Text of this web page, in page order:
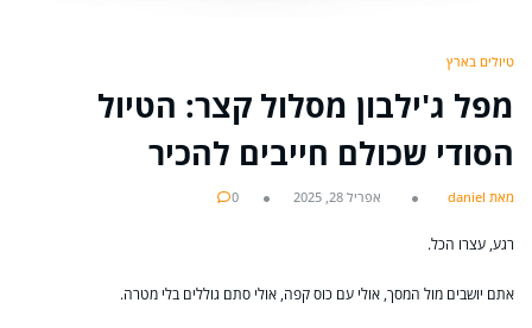
טיולים בארץ
מפל ג'ילבון מסלול קצר: הטיול
הסודי שכולם חייבים להכיר
מאת daniel אפריל 28, 2025 0
רגע, עצרו הכל.
אתם יושבים מול המסך, אולי עם כוס קפה, אולי סתם גוללים בלי מטרה.